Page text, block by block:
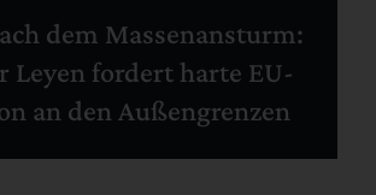
dem Massenansturm:
Leyen fordert harte EU-
an den Außengrenzen